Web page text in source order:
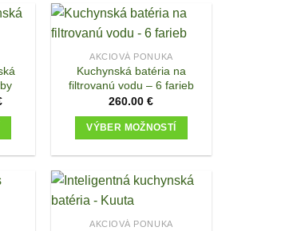
has
multiple
variants.
The
options
may
be
the
product
Current
AKCIOVÁ PONUKA
Kuchynská batéria na
filtrovanú vodu – 6 farieb
260.00€
VÝBER MOŽNOSTÍ
has
multiple
variants.
AKCIOVÁ PONUKA